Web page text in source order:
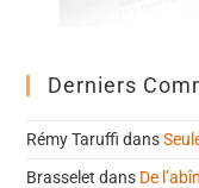
Derniers
Rémy Taruffi dans
Brasselet dans De